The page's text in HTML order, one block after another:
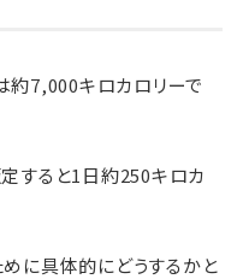
約7,000キロカロリーで
すると1日約250キロカ
に具体的にどうするかと